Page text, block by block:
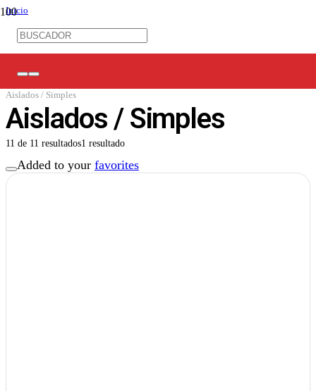
Inicio
/
Ferretería Eléctrica
Terminales Eléctricos
Ferrules
Aislados / Simples
Aislados / Simples
11 de 11 resultados1 resultado
Added to your favorites